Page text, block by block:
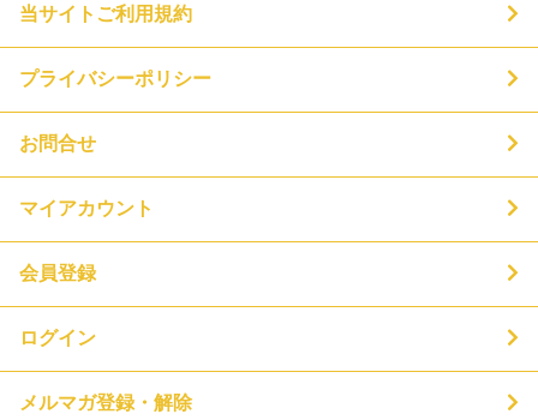
当サイトご利用規約
プライバシーポリシー
お問合せ
マイアカウント
会員登録
ログイン
メルマガ登録・解除